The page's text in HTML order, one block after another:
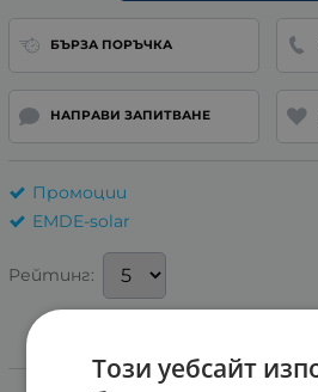
БЪРЗА ПОРЪЧКА
НАПРАВИ ЗАПИТВАНЕ
Промоции
EMDE-solar
Рейтинг:
Този уебсайт